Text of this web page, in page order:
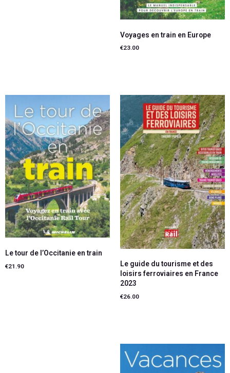
Voyages en train en Europe
€23.00
Le tour de l’Occitanie en train
€21.90
Le guide du tourisme et des
loisirs ferroviaires en France
2023
€26.00